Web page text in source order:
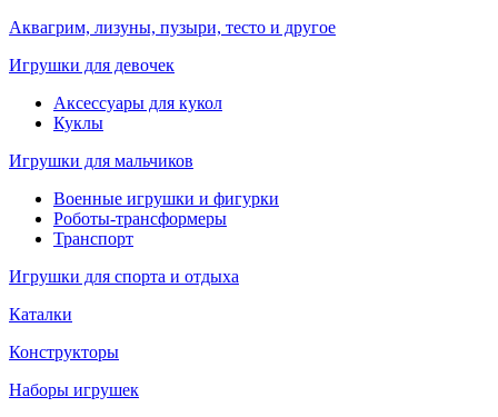
Аквагрим, лизуны, пузыри, тесто и другое
Игрушки для девочек
Аксессуары для кукол
Куклы
Игрушки для мальчиков
Военные игрушки и фигурки
Роботы-трансформеры
Транспорт
Игрушки для спорта и отдыха
Каталки
Конструкторы
Наборы игрушек